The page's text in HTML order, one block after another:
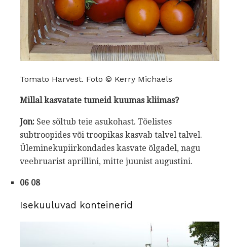
Tomato Harvest. Foto © Kerry Michaels
Millal kasvatate tumeid kuumas kliimas?
Jon: See sõltub teie asukohast. Tõelistes
subtroopides või troopikas kasvab talvel talvel.
Üleminekupiirkondades kasvate õlgadel, nagu
veebruarist aprillini, mitte juunist augustini.
06 08
Isekuuluvad konteinerid